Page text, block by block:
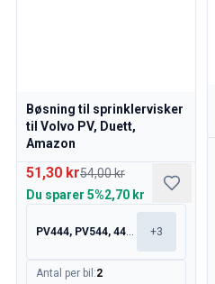
Varmesystem & AC
Tilbehør & Øvrige
Karrosseri
Indretning
Kampagne
Bøsning til sprinklervisker
til Volvo PV, Duett,
Amazon
51,30 kr54,00 kr
Du sparer 5%2,70 kr
PV444, PV544, 445, 210 +3
Antal per bil :2